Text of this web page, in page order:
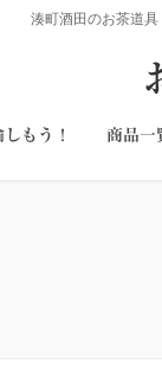
湊町酒田のお茶道
もう！ 商品一